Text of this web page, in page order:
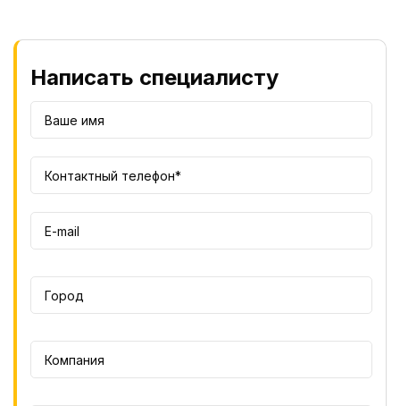
Написать специалисту